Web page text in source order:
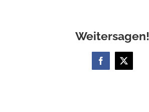
Weitersagen!
Facebook
X